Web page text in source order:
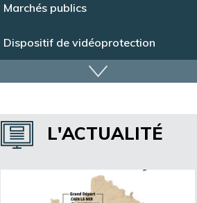
Espace citoyens
Marchés publics
Dispositif de vidéoprotection
Annuaire des services
Annuaire des associations
Argentan Aujourd’hui
L'ACTUALITÉ